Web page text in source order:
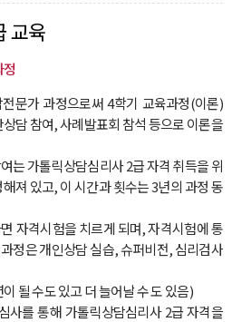
교육
정
문가 과정으로써 4학기 교육과정(이론)
담 참여, 사례발표회 참석 등으로 이론을
는 가톨릭상담심리사 2급 자격 취득을 위
져 있고, 이 시간과 횟수는 3년의 과정 동
자격시험을 치르게 되며, 자격시험에 통
정은 개인상담 실습, 슈퍼비전, 심리검사
될 수도 있고 더 늘어날 수 도 있음)
사를 통해 가톨릭상담심리사 2급 자격을